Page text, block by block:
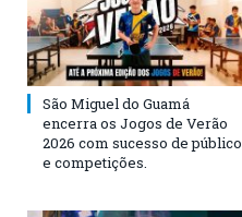
São Miguel do Guamá
encerra os Jogos de Verão
2026 com sucesso de público
e competições.